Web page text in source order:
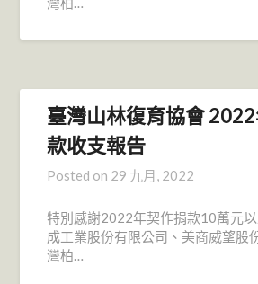
臺灣山林復育協會
款收支報告
Posted on 29 九月, 2022
特別感謝2022年契作捐款10萬元
成工業股份有限公司、美商威望股
灣柏…